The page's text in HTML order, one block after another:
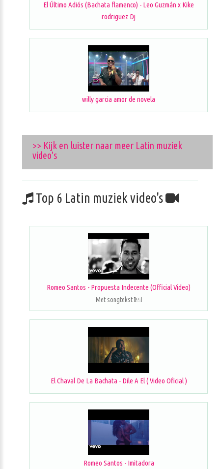
El Último Adiós (Bachata flamenco) - Leo Guzmán x Kike
rodriguez Dj
willy garcia amor de novela
>> Kijk en luister naar meer Latin muziek
video's
Top 6 Latin muziek video's
Romeo Santos - Propuesta Indecente (Official Video)
Met songtekst
El Chaval De La Bachata - Dile A El ( Video Oficial )
Romeo Santos - Imitadora